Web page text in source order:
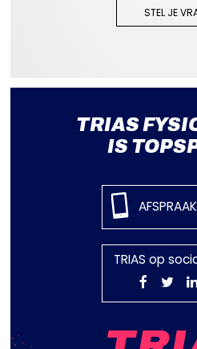
STEL JE
TRIAS
IS
TRIAS op